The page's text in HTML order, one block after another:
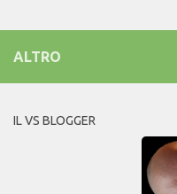
ALTRO
IL VS BLOGGER